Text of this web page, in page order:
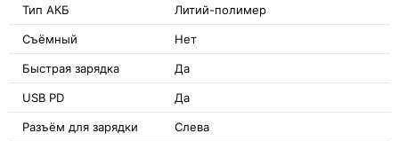
Тип АКБ Литий-полимер
Съёмный Нет
Быстрая зарядка Да
USB PD Да
Разъём для зарядки Слева